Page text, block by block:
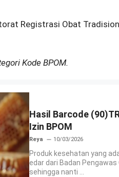
Registrasi Obat
Kode BPOM.
Hasil Barcode
Izin BPOM
Reya 10/03/2026
Produk kesehatan yang
edar dari Badan Pengawas
sehingga nanti ...